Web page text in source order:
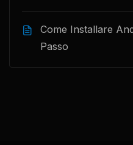
Come Installare
Passo